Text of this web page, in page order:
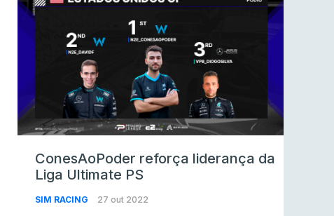
ConesAoPoder reforça liderança da
Liga Ultimate PS
SIM RACING 27 out 2022